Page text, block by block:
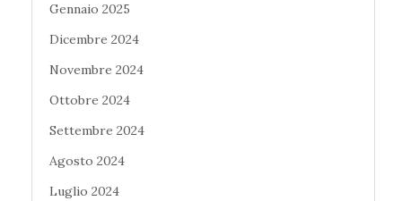
Gennaio 2025
Dicembre 2024
Novembre 2024
Ottobre 2024
Settembre 2024
Agosto 2024
Luglio 2024